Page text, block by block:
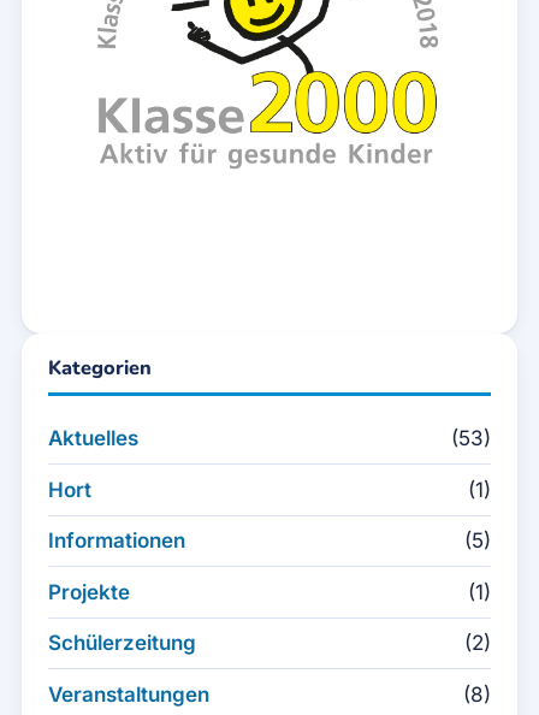
Kategorien
Aktuelles (53)
Hort (1)
Informationen (5)
Projekte (1)
Schülerzeitung (2)
Veranstaltungen (8)